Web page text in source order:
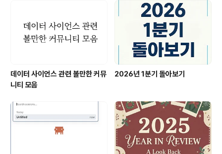
데이터 사이언스 관련 볼만한 커뮤
니티 모음
2026년 1분기 돌아보기